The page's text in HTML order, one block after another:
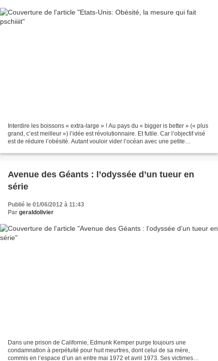
Interdire les boissons « extra-large » ! Au pays du « bigger is better » (« plus
grand, c’est meilleur ») l’idée est révolutionnaire. Et futile. Car l’objectif visé
est de réduire l’obésité. Autant vouloir vider l’océan avec une petite
Avenue des Géants : l’odyssée d’un tueur en
série
Publié le 01/06/2012 à 11:43
Par geraldolivier
Dans une prison de Californie, Edmunk Kemper purge toujours une
condamnation à perpétuité pour huit meurtres, dont celui de sa mère,
commis en l’espace d’un an entre mai 1972 et avril 1973. Ses victimes